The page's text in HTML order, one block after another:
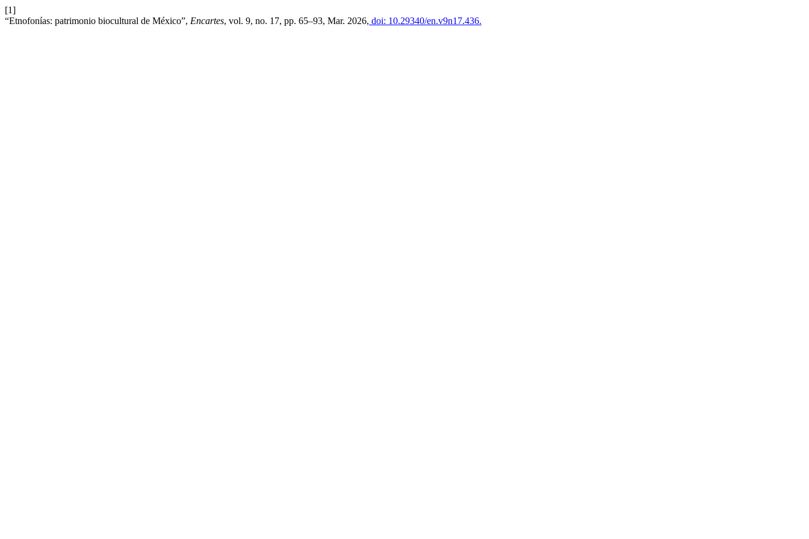
[1]
“Etnofonías: patrimonio biocultural de México”, Encartes, vol. 9, no. 17, pp. 65–93, Mar. 2026, doi: 10.29340/en.v9n17.436.